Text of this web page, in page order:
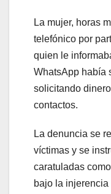
La mujer, horas
telefónico por
quien le
WhatsApp había
solicitando
contactos.
La denuncia se
víctimas y se
caratuladas
bajo la injerencia